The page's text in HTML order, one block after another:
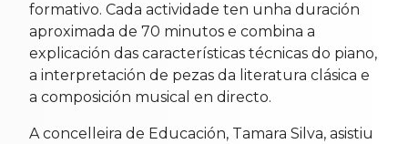
formativo. Cada actividade ten unha duración
aproximada de 70 minutos e combina a
explicación das características técnicas do piano,
a interpretación de pezas da literatura clásica e
a composición musical en directo.
A concelleira de Educación, Tamara Silva, asistiu